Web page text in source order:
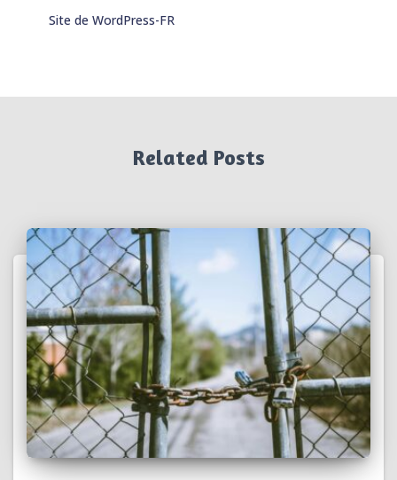
Site de WordPress-FR
Related Posts